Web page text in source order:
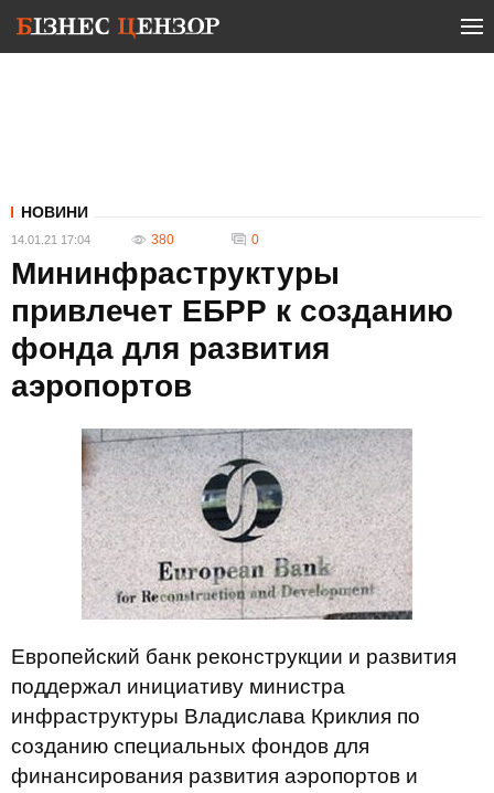
НОВИНИ
14.01.21 17:04 380 0
Мининфраструктуры
привлечет ЕБРР к созданию
фонда для развития
аэропортов
Европейский банк реконструкции и развития
поддержал инициативу министра
инфраструктуры Владислава Криклия по
созданию специальных фондов для
финансирования развития аэропортов и